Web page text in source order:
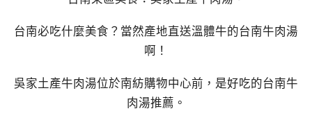
台南必吃什麼美食？當然產地直送溫體牛的台南牛肉湯
啊！
吳家土產牛肉湯位於南紡購物中心前，是好吃的台南牛
肉湯推薦。